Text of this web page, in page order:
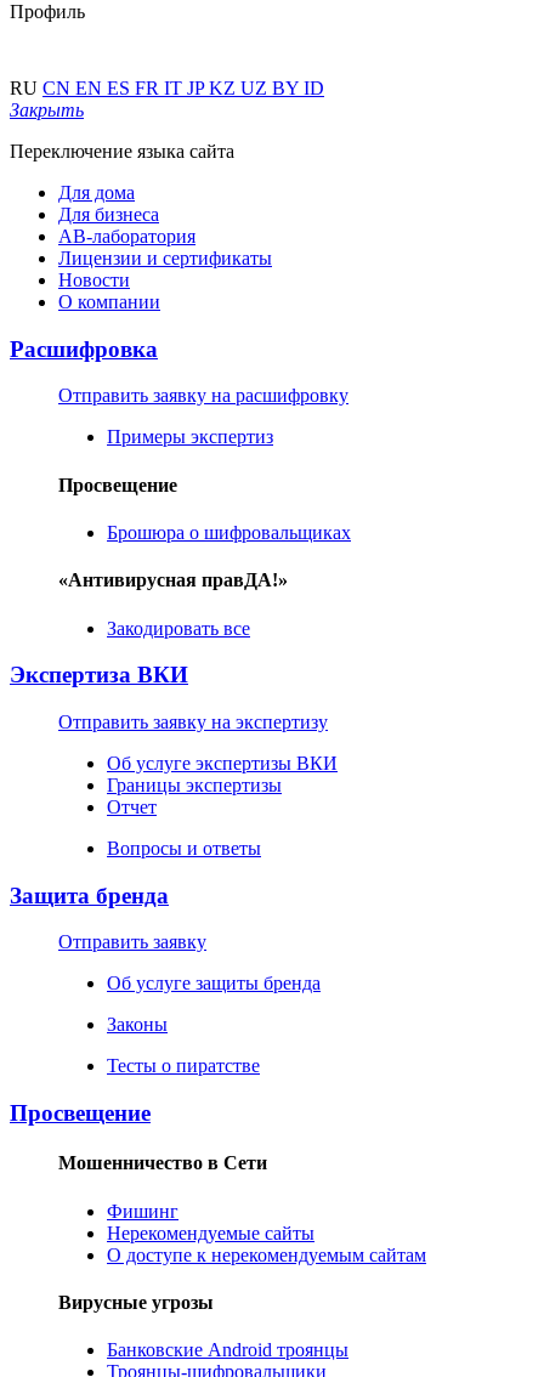
Профиль
RU CN EN ES FR IT JPKZ UZ BY ID
Закрыть
Переключение языка сайта
Для дома
Для бизнеса
АВ-лаборатория
Лицензии и сертификаты
Новости
О компании
Расшифровка
Отправить заявку на расшифровку
Примеры экспертиз
Просвещение
Брошюра о шифровальщиках
«Антивирусная правДА!»
Закодировать все
Экспертиза ВКИ
Отправить заявку на экспертизу
Об услуге экспертизы ВКИ
Границы экспертизы
Отчет
Вопросы и ответы
Защита бренда
Отправить заявку
Об услуге защиты бренда
Законы
Тесты о пиратстве
Просвещение
Мошенничество в Сети
Фишинг
Нерекомендуемые сайты
О доступе к нерекомендуемым сайтам
Вирусные угрозы
Банковские Android троянцы
Троянцы-шифровальщики